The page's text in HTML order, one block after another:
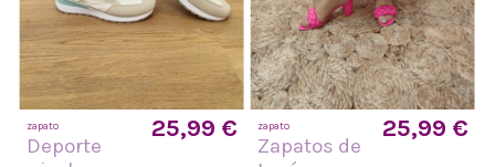
zapato
Deporte
25,99 € zapato
Zapatos de
25,99 €